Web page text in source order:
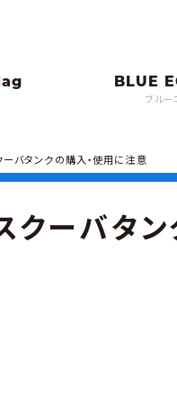
ブルー
バタンクの購入・使用に注意
ーバタン